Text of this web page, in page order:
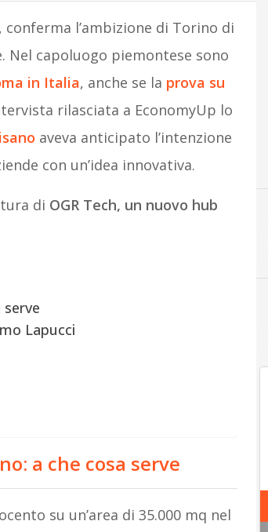
l’ambizione di Torino di
Nel capoluogo piemontese sono
in Italia, anche se la prova su
rilasciata a EconomyUp lo
aveva anticipato l’intenzione
con un’idea innovativa.
di OGR Tech, un nuovo hub
serve
Lapucci
a che cosa serve
su un’area di 35.000 mq nel